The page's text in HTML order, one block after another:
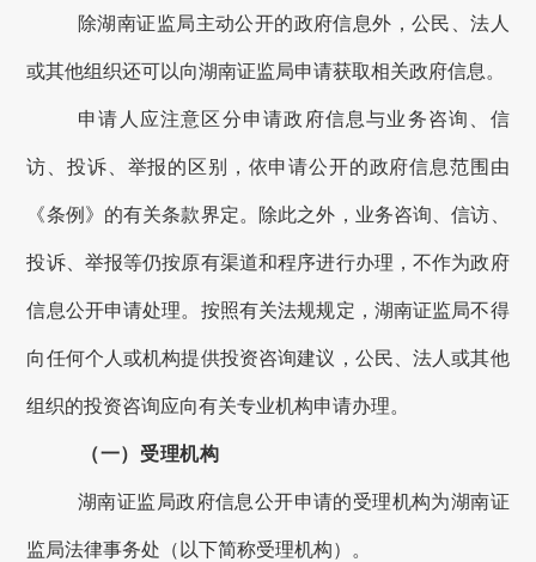
除湖南证监局主动公开的政府信息外，公民、法人
或其他组织还可以向湖南证监局申请获取相关政府信息。
申请人应注意区分申请政府信息与业务咨询、信
访、投诉、举报的区别，依申请公开的政府信息范围由
《条例》的有关条款界定。除此之外，业务咨询、信访、
投诉、举报等仍按原有渠道和程序进行办理，不作为政府
信息公开申请处理。按照有关法规规定， 湖南证监局不得
向任何个人或机构提供投资咨询建议，公民、法人或其他
组织的投资咨询应向有关专业机构申请办理。
（一）受理机构
湖南证监局政府信息公开申请的受理机构为湖南证
监局法律事务处 （以下简称受理机构）。